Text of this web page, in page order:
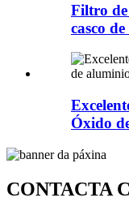
Filtro
casco
Óxido
CONTACTA